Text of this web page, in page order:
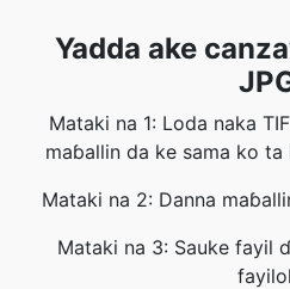
Yadda ake
Mataki na 1: Loda naka
maɓallin da ke sama ko ta
Mataki na 2: Danna
Mataki na 3: Sauke fayil